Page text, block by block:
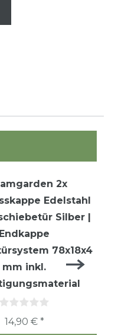
2x
Edelstahl
Silber |
Endkappe
78x18x4
mm inkl.
14,90 € *